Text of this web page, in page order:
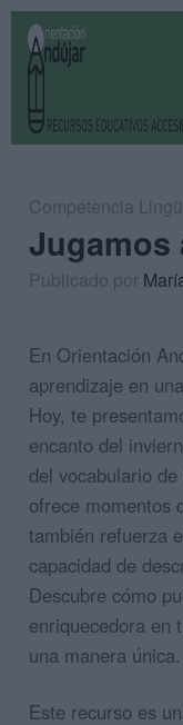
Competencia
Jugamos
Publicado por
En Orientación
aprendizaje en
Hoy, te
encanto del
del vocabulario
ofrece momentos
también refuerza
capacidad de
Descubre cómo
enriquecedora en
una manera única.
Este recurso es